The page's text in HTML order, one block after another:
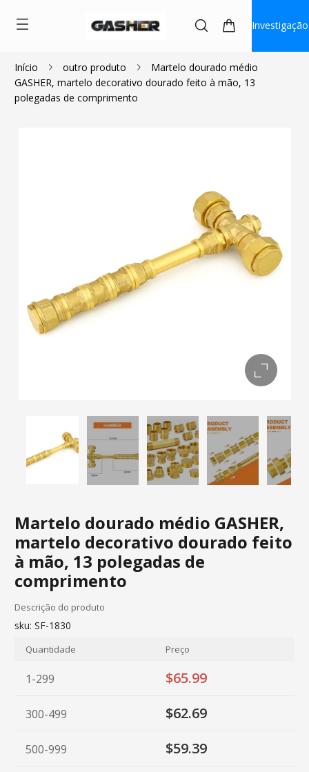
Investigação
Início outro produto
Martelo dourado médio
GASHER, martelo decorativo dourado feito à mão, 13
polegadas de comprimento
Martelo dourado médio GASHER,
martelo decorativo dourado feito
à mão, 13 polegadas de
comprimento
$65.99
Descrição do produto
sku: SF-1830
Quantidade Preço
1-299 $65.99
300-499 $62.69
500-999 $59.39